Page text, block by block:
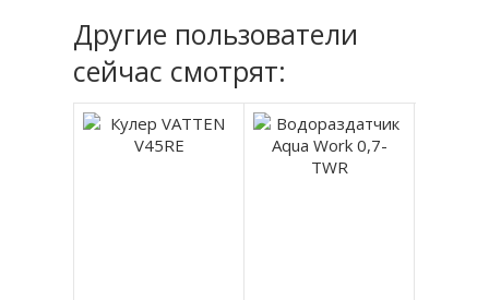
Другие пользователи
сейчас смотрят: